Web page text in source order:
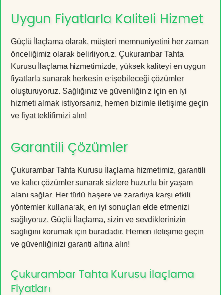
Uygun Fiyatlarla Kaliteli Hizmet
Güçlü İlaçlama olarak, müşteri memnuniyetini her zaman
önceliğimiz olarak belirliyoruz. Çukurambar Tahta
Kurusu İlaçlama hizmetimizde, yüksek kaliteyi en uygun
fiyatlarla sunarak herkesin erişebileceği çözümler
oluşturuyoruz. Sağlığınız ve güvenliğiniz için en iyi
hizmeti almak istiyorsanız, hemen bizimle iletişime geçin
ve fiyat teklifimizi alın!
Garantili Çözümler
Çukurambar Tahta Kurusu İlaçlama hizmetimiz, garantili
ve kalıcı çözümler sunarak sizlere huzurlu bir yaşam
alanı sağlar. Her türlü haşere ve zararlıya karşı etkili
yöntemler kullanarak, en iyi sonuçları elde etmenizi
sağlıyoruz. Güçlü İlaçlama, sizin ve sevdiklerinizin
sağlığını korumak için buradadır. Hemen iletişime geçin
ve güvenliğinizi garanti altına alın!
Çukurambar Tahta Kurusu İlaçlama
Fiyatları